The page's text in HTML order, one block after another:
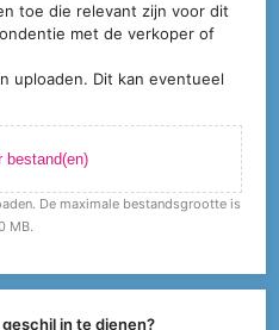
toe die relevant zijn voor dit
met de verkoper of
uploaden. Dit kan eventueel
bestand(en)
De maximale bestandsgrootte is
MB.
geschil in te dienen?